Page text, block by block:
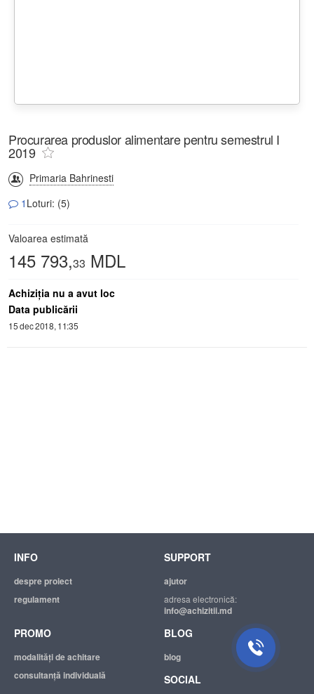
Procurarea produslor alimentare pentru semestrul I
2019
Primaria Bahrinesti
1 Loturi: (5)
Valoarea estimată
145 793,33 MDL
Achiziţia nu a avut loc
Data publicării
15 dec 2018, 11:35
INFO
despre proiect
regulament
SUPPORT
ajutor
adresa electronică:
info@achizitii.md
PROMO
modalităţi de achitare
consultanță individuală
BLOG
blog
SOCIAL